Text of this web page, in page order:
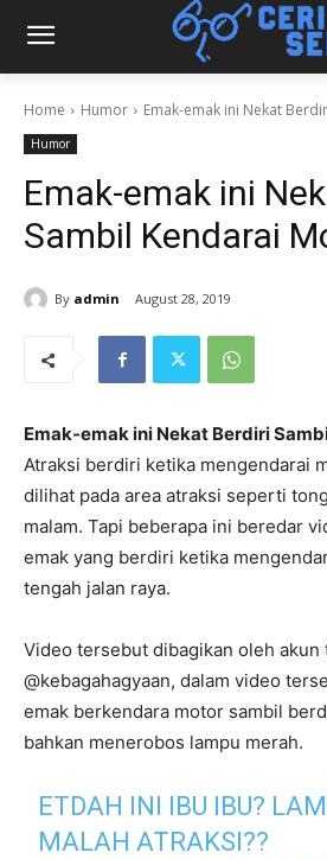
Home Humor Emak-emak ini Nekat
Humor
Emak-emak ini
Sambil Kendarai
By admin August 28, 2019
Emak-emak ini Nekat Berdiri
Atraksi berdiri ketika mengendarai
dilihat pada area atraksi seperti
malam. Tapi beberapa ini beredar
emak yang berdiri ketika
tengah jalan raya.
Video tersebut dibagikan oleh
@kebagahagyaan, dalam video
emak berkendara motor sambil
bahkan menerobos lampu merah.
ETDAH INI IBU IBU?
MALAH ATRAKSI??